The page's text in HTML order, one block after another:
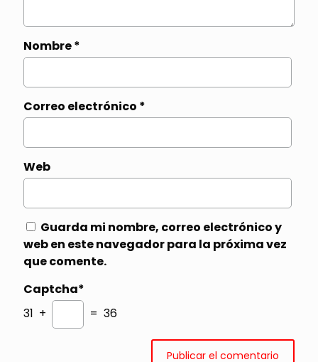
Nombre*
Correo electrónico *
Web
Guarda mi nombre, correo electrónico y
web en este navegador para la próxima vez
que comente.
Captcha*
31 +
= 36